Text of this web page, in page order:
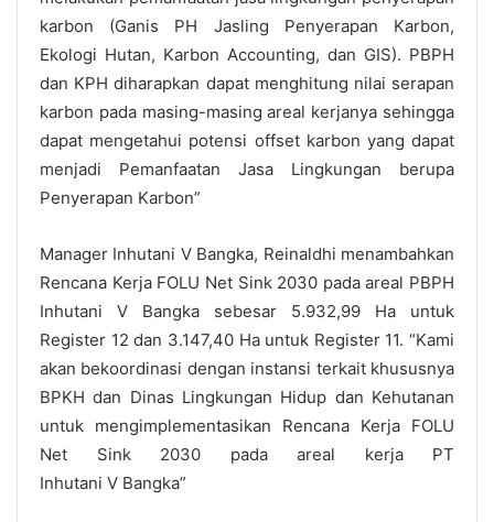
karbon (Ganis PH Jasling Penyerapan Karbon,
Ekologi Hutan, Karbon Accounting, dan GIS). PBPH
dan KPH diharapkan dapat menghitung nilai serapan
karbon pada masing-masing areal kerjanya sehingga
dapat mengetahui potensi offset karbon yang dapat
menjadi Pemanfaatan Jasa Lingkungan berupa
Penyerapan Karbon”
Manager Inhutani V Bangka, Reinaldhi menambahkan
Rencana Kerja FOLU Net Sink 2030 pada areal PBPH
Inhutani V Bangka sebesar 5.932,99 Ha untuk
Register 12 dan 3.147,40 Ha untuk Register 11. “Kami
akan bekoordinasi dengan instansi terkait khususnya
BPKH dan Dinas Lingkungan Hidup dan Kehutanan
untuk mengimplementasikan Rencana Kerja FOLU
Net Sink 2030 pada areal kerja PT
Inhutani V Bangka”